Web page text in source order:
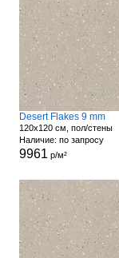
Desert Flakes 9 mm
120x120 см, пол/стены
Наличие: по запросу
9961 р/м²